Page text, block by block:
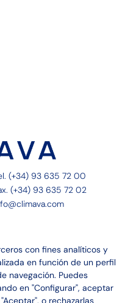
(+34) 93 635 72 00
(+34) 93 635 72 02
ético
legal
con fines analíticos y
en función de un perfil
navegación. Puedes
en "Configurar", aceptar
o rechazarlas